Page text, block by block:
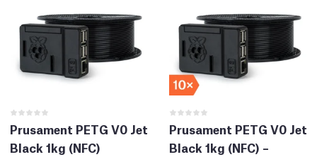
Prusament PETG V0 Jet
Black 1kg (NFC)
Prusament PETG V0 Jet
Black 1kg (NFC) –